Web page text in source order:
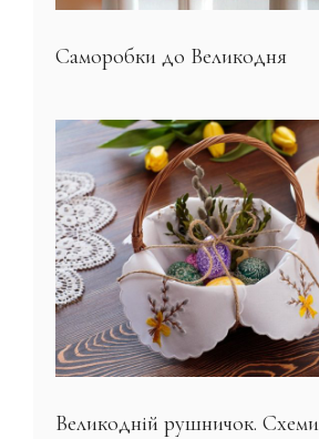
Саморобки до Великодня
Великодній рушничок. Схеми